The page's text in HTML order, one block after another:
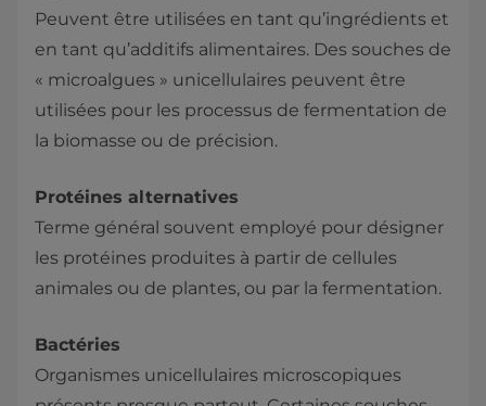
Peuvent être utilisées en tant qu’ingrédients et
en tant qu’additifs alimentaires. Des souches de
« microalgues » unicellulaires peuvent être
utilisées pour les processus de fermentation de
la biomasse ou de précision.
Protéines alternatives
Terme général souvent employé pour désigner
les protéines produites à partir de cellules
animales ou de plantes, ou par la fermentation.
Bactéries
Organismes unicellulaires microscopiques